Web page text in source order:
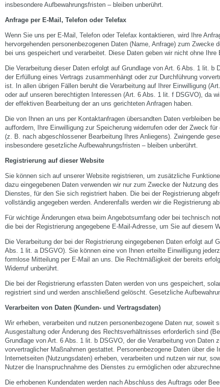
insbesondere Aufbewahrungsfristen – bleiben unberührt.
Anfrage per E-Mail, Telefon oder Telefax
Wenn Sie uns per E-Mail, Telefon oder Telefax kontaktieren, wird Ihre
hervorgehenden personenbezogenen Daten (Name, Anfrage) zum Zwecke
bei uns gespeichert und verarbeitet. Diese Daten geben wir nicht ohne Ihre
Die Verarbeitung dieser Daten erfolgt auf Grundlage von Art. 6 Abs. 1 lit. b
der Erfüllung eines Vertrags zusammenhängt oder zur Durchführung
ist. In allen übrigen Fällen beruht die Verarbeitung auf Ihrer Einwilligung
oder auf unseren berechtigten Interessen (Art. 6 Abs. 1 lit. f DSGVO), da
der effektiven Bearbeitung der an uns gerichteten Anfragen haben.
Die von Ihnen an uns per Kontaktanfragen übersandten Daten verbleiben
auffordern, Ihre Einwilligung zur Speicherung widerrufen oder der Zweck
(z. B. nach abgeschlossener Bearbeitung Ihres Anliegens). Zwingende
insbesondere gesetzliche Aufbewahrungsfristen – bleiben unberührt.
Registrierung auf dieser Website
Sie können sich auf unserer Website registrieren, um zusätzliche
dazu eingegebenen Daten verwenden wir nur zum Zwecke der Nutzung
Dienstes, für den Sie sich registriert haben. Die bei der Registrierung
vollständig angegeben werden. Anderenfalls werden wir die Registrierung
Für wichtige Änderungen etwa beim Angebotsumfang oder bei technisch
die bei der Registrierung angegebene E-Mail-Adresse, um Sie auf diesem
Die Verarbeitung der bei der Registrierung eingegebenen Daten erfolgt auf
Abs. 1 lit. a DSGVO). Sie können eine von Ihnen erteilte Einwilligung
formlose Mitteilung per E-Mail an uns. Die Rechtmäßigkeit der bereits
Widerruf unberührt.
Die bei der Registrierung erfassten Daten werden von uns gespeichert,
registriert sind und werden anschließend gelöscht. Gesetzliche
Verarbeiten von Daten (Kunden- und Vertragsdaten)
Wir erheben, verarbeiten und nutzen personenbezogene Daten nur, soweit
Ausgestaltung oder Änderung des Rechtsverhältnisses erforderlich sind
Grundlage von Art. 6 Abs. 1 lit. b DSGVO, der die Verarbeitung von Daten
vorvertraglicher Maßnahmen gestattet. Personenbezogene Daten über die
Internetseiten (Nutzungsdaten) erheben, verarbeiten und nutzen wir nur,
Nutzer die Inanspruchnahme des Dienstes zu ermöglichen oder
Die erhobenen Kundendaten werden nach Abschluss des Auftrags oder